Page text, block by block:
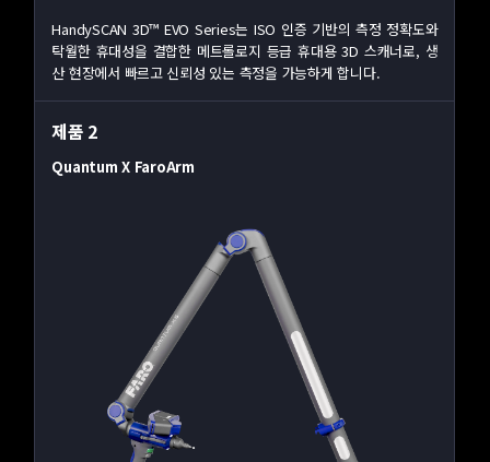
HandySCAN 3D™ EVO Series는 ISO 인증 기반의 측정 정확도와
탁월한 휴대성을 결합한 메트롤로지 등급 휴대용 3D 스캐너로, 생
산 현장에서 빠르고 신뢰성 있는 측정을 가능하게 합니다.
제품 2
Quantum X FaroArm